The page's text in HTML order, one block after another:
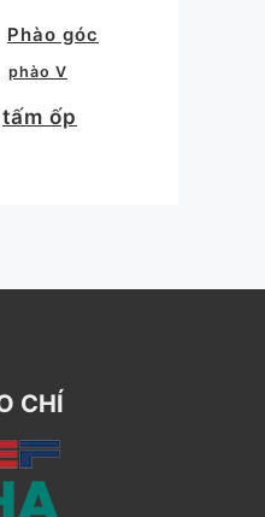
Phào góc
phào V
tấm ốp
CHÍ